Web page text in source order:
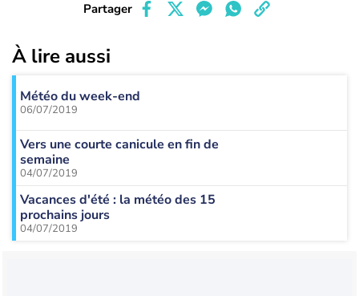
Partager
À lire aussi
Météo du week-end
06/07/2019
Vers une courte canicule en fin de
semaine
04/07/2019
Vacances d'été : la météo des 15
prochains jours
04/07/2019